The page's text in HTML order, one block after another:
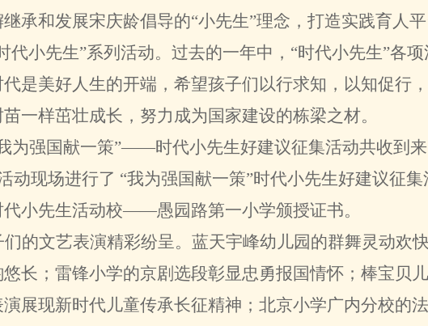
承和发展宋庆龄倡导的“小先生”理念，打造实践育人
代小先生”系列活动。过去的一年中，“时代小先生”各
是美好人生的开端，希望孩子们以行求知，以知促行
一样茁壮成长，努力成为国家建设的栋梁之材。
为强国献一策”——时代小先生好建议征集活动共收到
动现场进行了 “我为强国献一策”时代小先生好建议征
小先生活动校——愚园路第一小学颁授证书。
的文艺表演精彩纷呈。蓝天宇峰幼儿园的群舞灵动欢
长；雷锋小学的京剧选段彰显忠勇报国情怀；棒宝贝
展现新时代儿童传承长征精神；北京小学广内分校的